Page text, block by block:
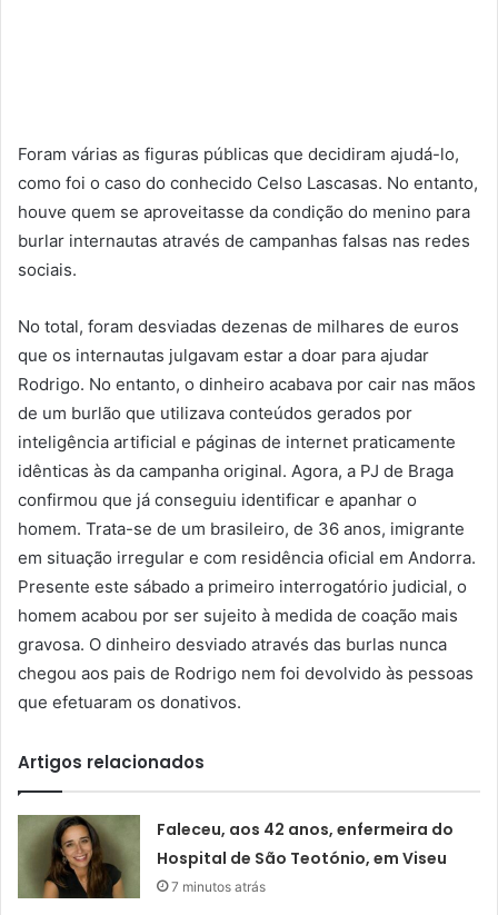
Foram várias as figuras públicas que decidiram ajudá-lo,
como foi o caso do conhecido Celso Lascasas. No entanto,
houve quem se aproveitasse da condição do menino para
burlar internautas através de campanhas falsas nas redes
sociais.
No total, foram desviadas dezenas de milhares de euros
que os internautas julgavam estar a doar para ajudar
Rodrigo. No entanto, o dinheiro acabava por cair nas mãos
de um burlão que utilizava conteúdos gerados por
inteligência artificial e páginas de internet praticamente
idênticas às da campanha original. Agora, a PJ de Braga
confirmou que já conseguiu identificar e apanhar o
homem. Trata-se de um brasileiro, de 36 anos, imigrante
em situação irregular e com residência oficial em Andorra.
Presente este sábado a primeiro interrogatório judicial, o
homem acabou por ser sujeito à medida de coação mais
gravosa. O dinheiro desviado através das burlas nunca
chegou aos pais de Rodrigo nem foi devolvido às pessoas
que efetuaram os donativos.
Artigos relacionados
Faleceu, aos 42 anos, enfermeira do
Hospital de São Teotónio, em Viseu
7 minutos atrás